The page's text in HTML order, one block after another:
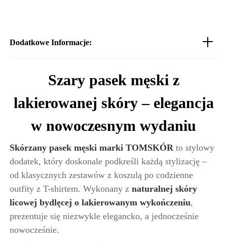
Dodatkowe Informacje:
Szary pasek męski z
lakierowanej skóry – elegancja
w nowoczesnym wydaniu
Skórzany pasek męski marki TOMSKÓR to stylowy
dodatek, który doskonale podkreśli każdą stylizację –
od klasycznych zestawów z koszulą po codzienne
outfity z T-shirtem. Wykonany z naturalnej skóry
licowej bydlęcej o lakierowanym wykończeniu,
prezentuje się niezwykle elegancko, a jednocześnie
nowocześnie.